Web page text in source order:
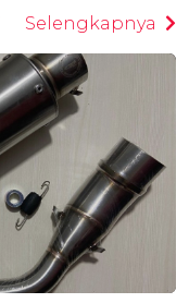
Selengkapnya